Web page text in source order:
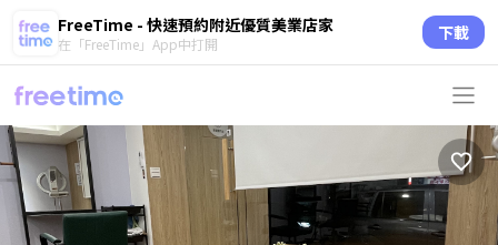
FreeTime - 快速預約附近優質美業店家
在「FreeTime」App中打開 下載